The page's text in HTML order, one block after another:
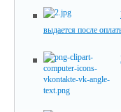
выдается после